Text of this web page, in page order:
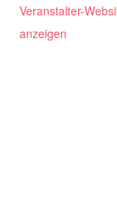
Veranstalter-
anzeigen